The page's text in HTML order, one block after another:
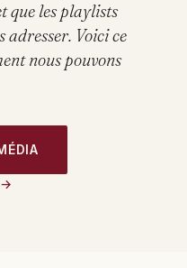
que les playlists
adresser. Voici ce
nous pouvons